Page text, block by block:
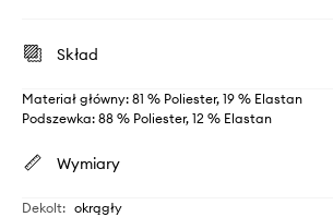
Skład
Materiał główny: 81 % Poliester, 19 % Elastan
Podszewka: 88 % Poliester, 12 % Elastan
Wymiary
Dekolt: okrągły